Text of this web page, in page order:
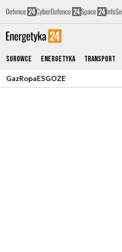
Surowce Energetyka Transport
GazRopaESGOZE